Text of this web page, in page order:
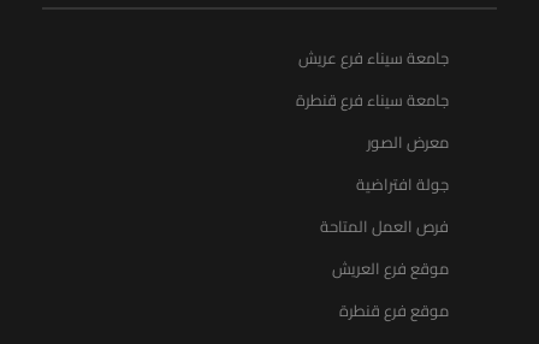
جامعة سيناء فرع عريش
جامعة سيناء فرع قنطرة
معرض الصور
جولة افتراضية
فرص العمل المتاحة
موقع فرع العريش
موقع فرع قنطرة